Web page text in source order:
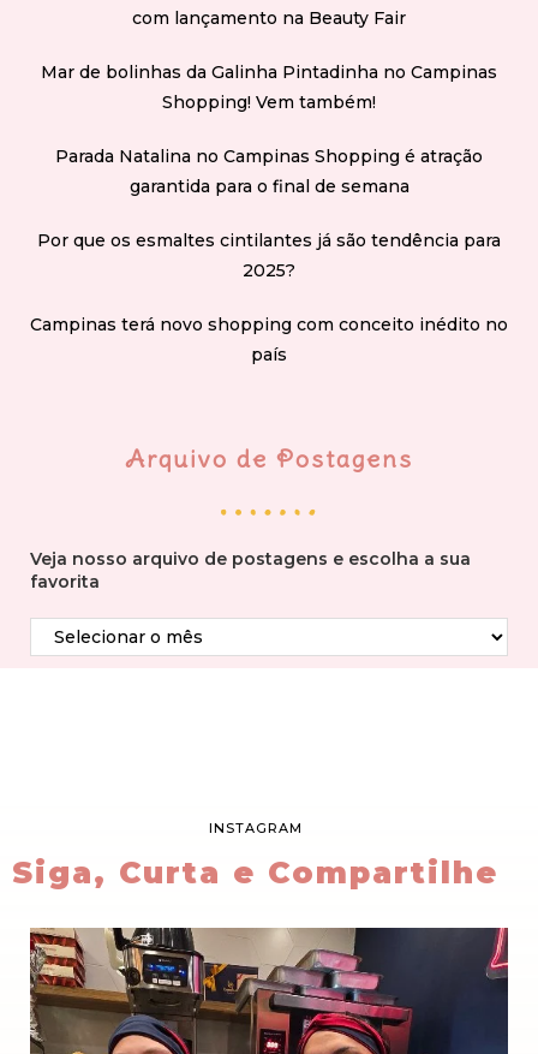
com lançamento na Beauty Fair
Mar de bolinhas da Galinha Pintadinha no Campinas
Shopping! Vem também!
Parada Natalina no Campinas Shopping é atração
garantida para o final de semana
Por que os esmaltes cintilantes já são tendência para
2025?
Campinas terá novo shopping com conceito inédito no
país
Arquivo de Postagens
Veja nosso arquivo de postagens e escolha a sua
favorita
INSTAGRAM
Siga, Curta e Compartilhe